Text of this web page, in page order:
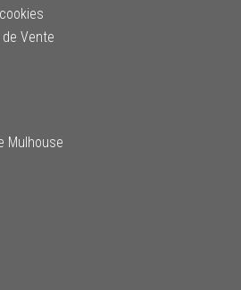
Vente
Mulhouse